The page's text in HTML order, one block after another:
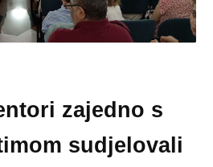
zajedno s
sudjelovali